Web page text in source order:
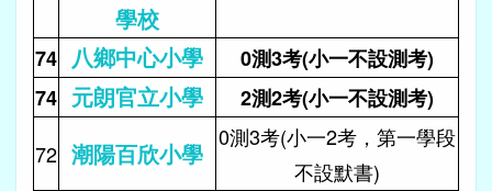
學校
74 八鄉中心小學
0測3考(小一不設測考)
74 元朗官立小學
2測2考(小一不設測考)
72 潮陽百欣小學
0測3考(小一2考，第一學段
不設默書)